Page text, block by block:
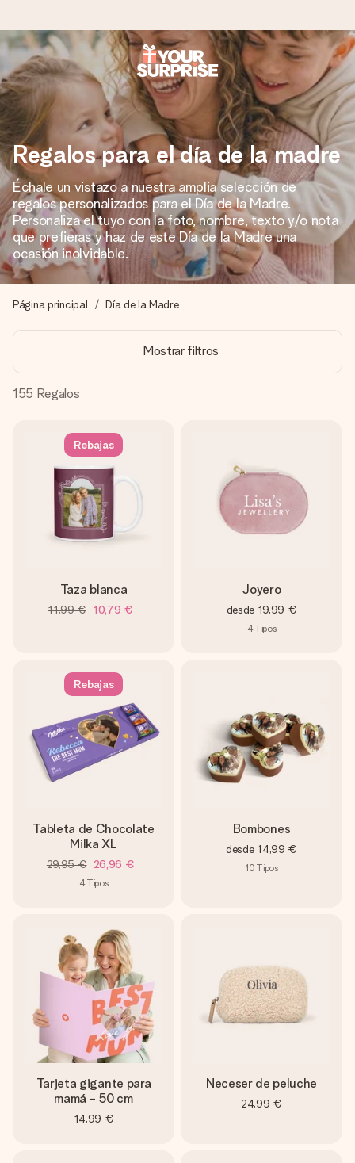
Pide hoy y se envía en 1 día laborable
Preparamos tu regalo con cuidado y lo enviamos al vuelo,
para que lo entregues en el momento perfecto, cuando más
importa.
4,5 (basado en +15.000 opiniones)
Nuestros regalos inspiran. Los clientes nos dan un 4,5 en
Google Reviews.
Crea algo único en pocos pasos – con su nombre, tu foto o
un mensaje que llegue al corazón. Sin complicaciones, solo
todo el amor para el momento.
Regalos para el día de la madre
Échale un vistazo a nuestra amplia selección de
regalos personalizados para el Día de la Madre.
Personaliza el tuyo con la foto, nombre, texto y/o nota
que prefieras y haz de este Día de la Madre una
ocasión inolvidable.
Página principal Día de la Madre
Mostrar filtros
155 Regalos
Rebajas
Taza blanca
11,99 € 10,79 €
Joyero
desde 19,99 €
4Tipos
Rebajas
Tableta de Chocolate
Milka XL
29,95 € 26,96 €
4Tipos
Bombones
desde 14,99 €
10 Tipos
Tarjeta gigante para
mamá - 50 cm
14,99 €
Neceser de peluche
24,99 €